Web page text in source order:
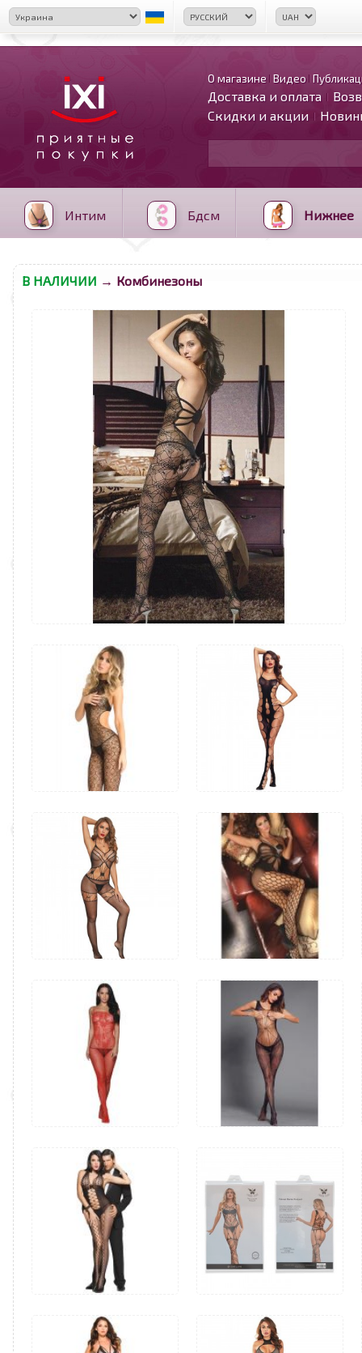
О магазине Видео
Доставка и оплата
Скидки и акции
Интим Бдсм Нижнее
В НАЛИЧИИ → Комбинезоны